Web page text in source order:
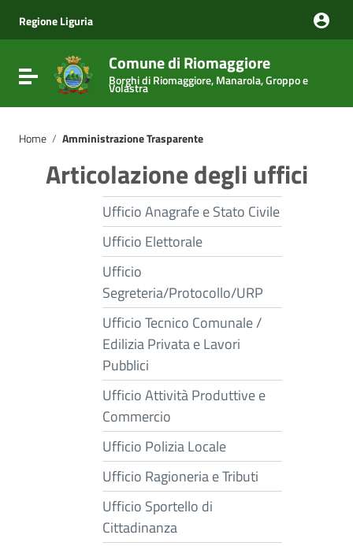
Vai al menu di navigazione
Vai al footer
Regione Liguria
Attiva / disattiva la navigazione
Comune di Riomaggiore
Borghi di Riomaggiore, Manarola, Groppo e
Volastra
Home / Amministrazione Trasparente
Articolazione degli uffici
Ufficio Anagrafe e Stato Civile
Ufficio Elettorale
Ufficio
Segreteria/Protocollo/URP
Ufficio Tecnico Comunale /
Edilizia Privata e Lavori
Pubblici
Ufficio Attività Produttive e
Commercio
Ufficio Polizia Locale
Ufficio Ragioneria e Tributi
Ufficio Sportello di
Cittadinanza